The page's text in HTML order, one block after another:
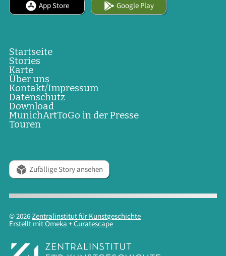
App Store Google Play
Startseite
Stories
Karte
Über uns
Kontakt/Impressum
Datenschutz
Download
MunichArtToGo in der Presse
Touren
Zufällige Story ansehen
© 2026Zentralinstitut für Kunstgeschichte
Erstellt mitOmeka +Curatescape